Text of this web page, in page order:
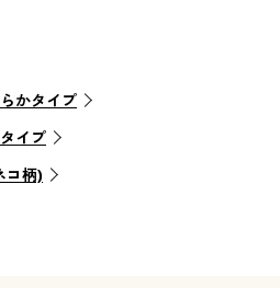
かタイプ
イプ
コ柄)